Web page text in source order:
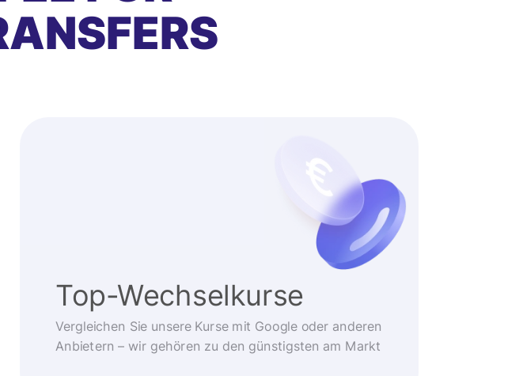
Top-Wechselkurse
Vergleichen Sie unsere Kurse mit Google oder anderen
Anbietern – wir gehören zu den günstigsten am Markt